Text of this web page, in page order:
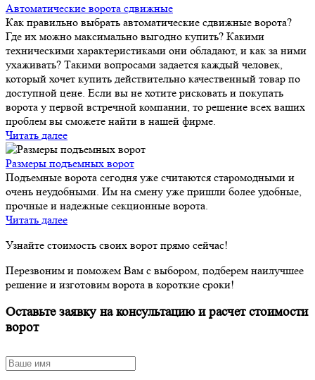
Автоматические ворота сдвижные
Как правильно выбрать автоматические сдвижные ворота?
Где их можно максимально выгодно купить? Какими
техническими характеристиками они обладают, и как за ними
ухаживать? Такими вопросами задается каждый человек,
который хочет купить действительно качественный товар по
доступной цене. Если вы не хотите рисковать и покупать
ворота у первой встречной компании, то решение всех ваших
проблем вы сможете найти в нашей фирме.
Читать далее
Размеры подъемных ворот
Подъемные ворота сегодня уже считаются старомодными и
очень неудобными. Им на смену уже пришли более удобные,
прочные и надежные секционные ворота.
Читать далее
Узнайте стоимость своих ворот прямо сейчас!
Перезвоним и поможем Вам с выбором, подберем наилучшее
решение и изготовим ворота в короткие сроки!
Оставьте заявку на консультацию и расчет стоимости
ворот